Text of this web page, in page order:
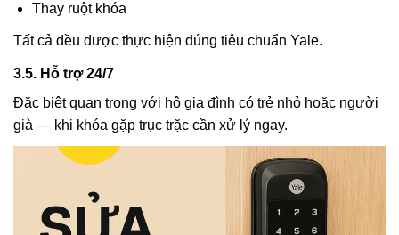
Thay ruột khóa
Tất cả đều được thực hiện đúng tiêu chuẩn Yale.
3.5. Hỗ trợ 24/7
Đặc biệt quan trọng với hộ gia đình có trẻ nhỏ hoặc người
già — khi khóa gặp trục trặc cần xử lý ngay.